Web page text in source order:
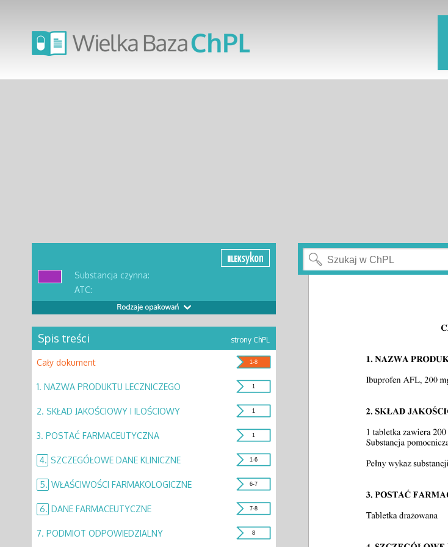
Substancja czynna:
ATC:
Spis treści strony ChPL
Cały dokument 1-8
1. NAZWA PRODUKTU LECZNICZEGO 1
2. SKŁAD JAKOŚCIOWY I ILOŚCIOWY 1
3. POSTAĆ FARMACEUTYCZNA 1
4. SZCZEGÓŁOWE DANE KLINICZNE 1-6
5. WŁAŚCIWOŚCI FARMAKOLOGICZNE 6-7
6. DANE FARMACEUTYCZNE 7-8
7. PODMIOT ODPOWIEDZIALNY 8